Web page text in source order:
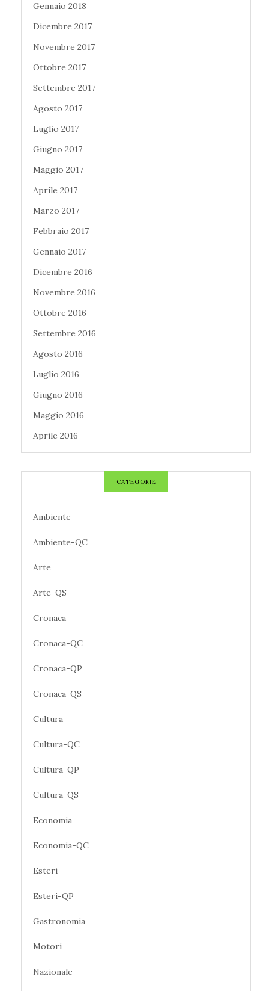
Gennaio 2018
Dicembre 2017
Novembre 2017
Ottobre 2017
Settembre 2017
Agosto 2017
Luglio 2017
Giugno 2017
Maggio 2017
Aprile 2017
Marzo 2017
Febbraio 2017
Gennaio 2017
Dicembre 2016
Novembre 2016
Ottobre 2016
Settembre 2016
Agosto 2016
Luglio 2016
Giugno 2016
Maggio 2016
Aprile 2016
CATEGORIE
Ambiente
Ambiente-QC
Arte
Arte-QS
Cronaca
Cronaca-QC
Cronaca-QP
Cronaca-QS
Cultura
Cultura-QC
Cultura-QP
Cultura-QS
Economia
Economia-QC
Esteri
Esteri-QP
Gastronomia
Motori
Nazionale